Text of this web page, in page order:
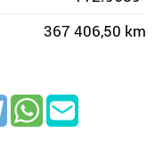
367 406,50 km